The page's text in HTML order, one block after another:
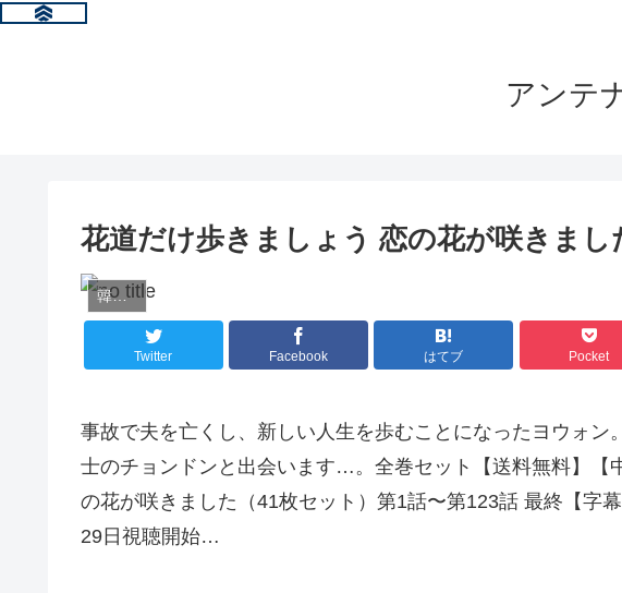
アンテ
花道だけ歩きましょう 恋の花が咲きまし
韓国ドラマ情報
Twitter Facebook はてブ Pocket
事故で夫を亡くし、新しい人生を歩むことになったヨウォン
士のチョンドンと出会います…。全巻セット【送料無料】
の花が咲きました（41枚セット）第1話〜第123話 最終【字
29日視聴開始…